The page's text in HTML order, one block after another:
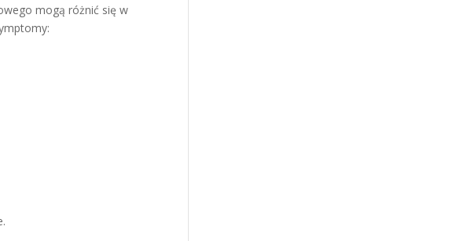
mogą różnić się w